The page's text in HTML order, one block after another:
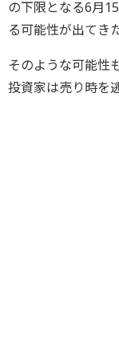
の下限となる6月
る可能性が出てき
そのような可能性
投資家は売り時を